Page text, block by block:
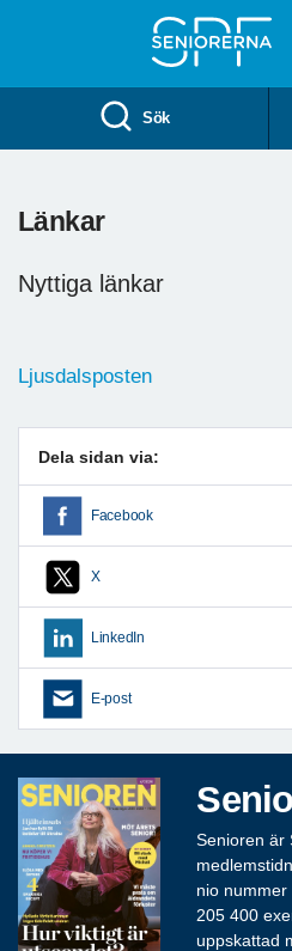
Sök
Länkar
Nyttiga länkar
Ljusdalsposten
Dela sidan via:
Facebook
X
LinkedIn
E-post
Senioren är
nio
205 400
uppskattad